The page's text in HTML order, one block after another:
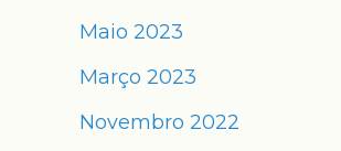
Maio 2023
Março 2023
Novembro 2022